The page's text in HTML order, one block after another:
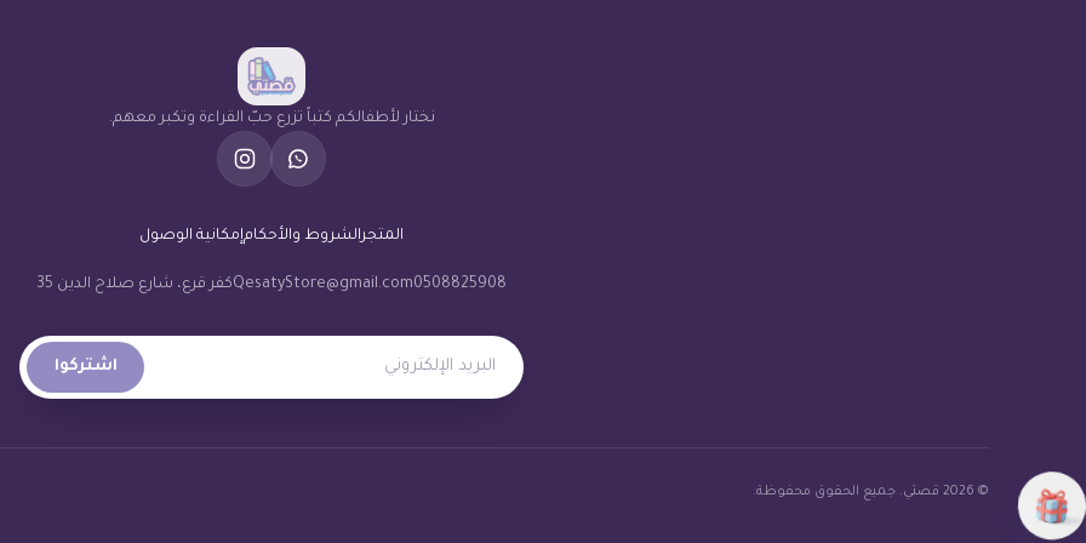
نختار لأطفالكم كتباً تزرع حبّ القراءة وتكبر معهم.
المتجرالشروط والأحكامإمكانية الوصول
0508825908
QesatyStore@gmail.comكفر قرع، شارع صلاح الدين 35
البريد الإلكتروني
اشتركوا
© 2026 قصتي. جميع الحقوق محفوظة.